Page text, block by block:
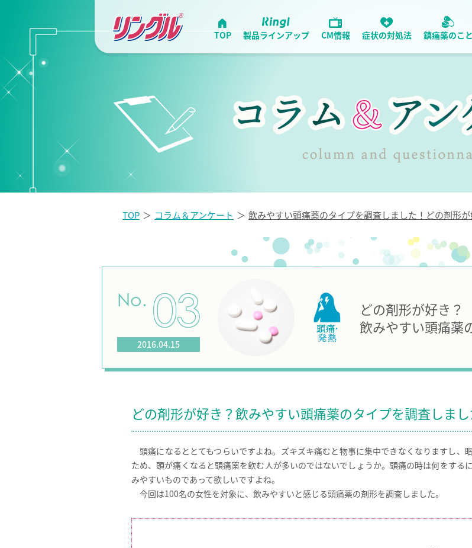
TOP 製品ラインアップ CM情報 症状の対処法 鎮痛薬のこと
TOP コラム＆アンケート 飲みやすい頭痛薬のタイプを調査しました！どの剤形が
No. 03
2016.04.15
どの剤形が好き？
飲みやすい頭痛薬
どの剤形が好き？飲みやすい頭痛薬のタイプを調査しま
頭痛になるととてもつらいですよね。ズキズキ痛むと物事に集中できなくなりますし、
ため、頭が痛くなると頭痛薬を飲む人が多いのではないでしょうか。頭痛の時は何をする
みやすいものであって欲しいですよね。
今回は100名の女性を対象に、飲みやすいと感じる頭痛薬の剤形を調査しました。